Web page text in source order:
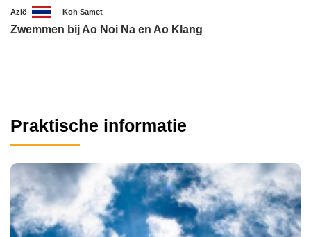
Azië Koh Samet
Zwemmen bij Ao Noi Na en Ao Klang
Praktische informatie